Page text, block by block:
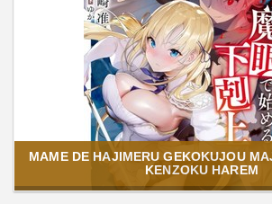
MAME DE HAJIMERU GEKOKUJOU
KENZOKU HAREM